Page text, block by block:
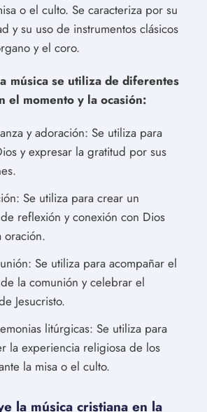
o el culto. Se caracteriza por su
y su uso de instrumentos clásicos
y el coro.
música se utiliza de diferentes
el momento y la ocasión:
y adoración: Se utiliza para
y expresar la gratitud por sus
Se utiliza para crear un
reflexión y conexión con Dios
oración.
Se utiliza para acompañar el
la comunión y celebrar el
Jesucristo.
litúrgicas: Se utiliza para
la experiencia religiosa de los
la misa o el culto.
la música cristiana en la